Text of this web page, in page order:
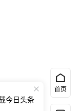
首页
今日头条